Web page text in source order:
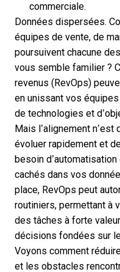
commerciale.
Données dispersées.
équipes de vente, de
poursuivent chacune
vous semble familier ?
revenus (RevOps)
en unissant vos
de technologies et
Mais l’alignement
évoluer rapidement et
besoin
cachés dans vos
place, RevOps peut
routiniers, permettant à
des tâches à forte
décisions fondées sur
Voyons comment
et les obstacles